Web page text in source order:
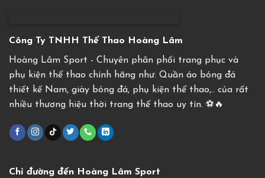
Công Ty TNHH Thể Thao Hoàng Lâm
Hoàng Lâm Sport - Chuyên phân phối trang phục và
phụ kiện thể thao chính hãng như: Quần áo bóng đá
thiết kế Nam, giày bóng đá, phụ kiện thể thao,.. của rất
nhiều thương hiệu thời trang thể thao uy tín. ⚽️🔥
Chỉ đường đến Hoàng Lâm Sport